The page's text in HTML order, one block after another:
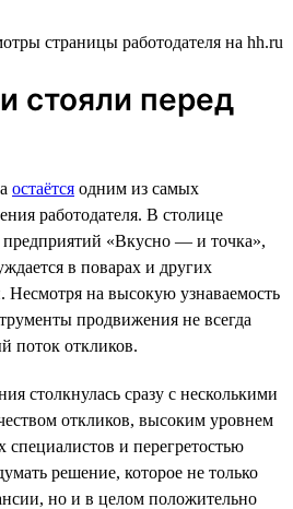
страницы работодателя на hh.ru
стояли перед
остаётся одним из самых
работодателя. В столице
предприятий «Вкусно — и точка»,
в поварах и других
Несмотря на высокую узнаваемость
продвижения не всегда
поток откликов.
столкнулась сразу с несколькими
откликов, высоким уровнем
специалистов и перегретостью
решение, которое не только
но и в целом положительно